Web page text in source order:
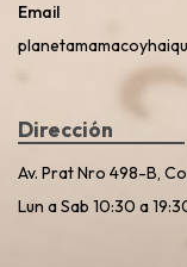
Email
Dirección
Av. Prat Nro 498-B,
Lun a Sab 10:30 a